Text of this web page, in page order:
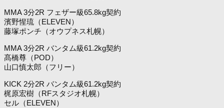
MMA 3分2R フェザー級65.8kg契約
濱野惺琉（ELEVEN）
藤塚ポンチ（オウプネス札幌）
MMA 3分2R バンタム級61.2kg契約
髙橋尊（POD）
山口慎太郎（フリー）
KICK 2分2R バンタム級61.2kg契約
梶原宏樹（RFスタジオ札幌）
セル（ELEVEN）